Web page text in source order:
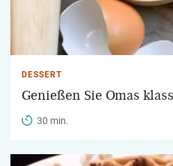
DESSERT
Genießen Sie Omas
30 min.